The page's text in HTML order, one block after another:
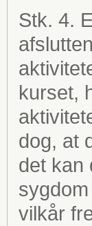
Stk. 4.
kurset,
dog, at
det kan
vilkår